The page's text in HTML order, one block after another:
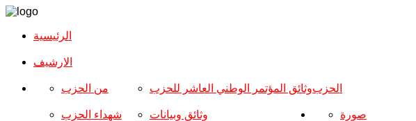
الرئيسية
الارشیف
الحزب من الحزب
شهداء الحزب
وثائق المؤتمر الوطني العاشر للحزب
وثائق وبيانات صورة